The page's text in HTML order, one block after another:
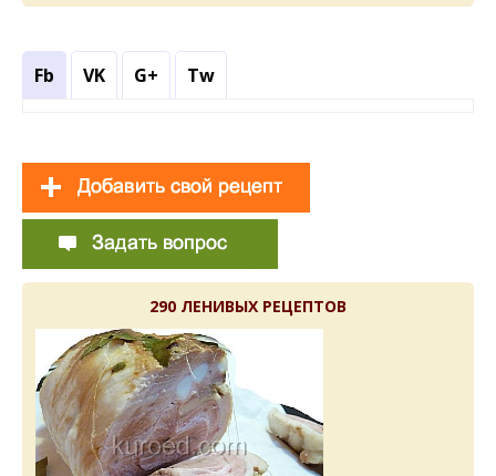
Fb VK G+ Tw
290 ЛЕНИВЫХ РЕЦЕПТОВ